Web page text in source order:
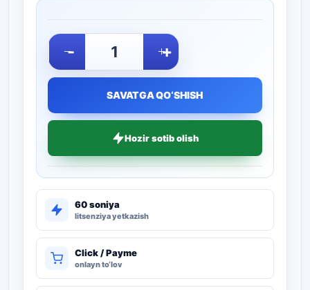
- +
SAVATGA QO‘SHISH
Hozir sotib olish
60 soniya
litsenziya yetkazish
Click / Payme
onlayn to‘lov